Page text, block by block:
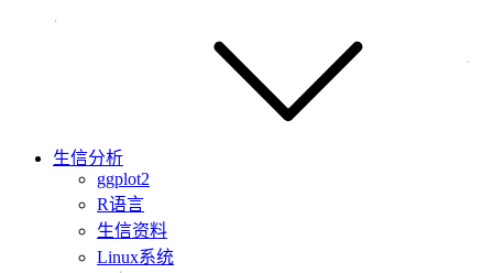
生信分析
ggplot2
R语言
生信资料
Linux系统